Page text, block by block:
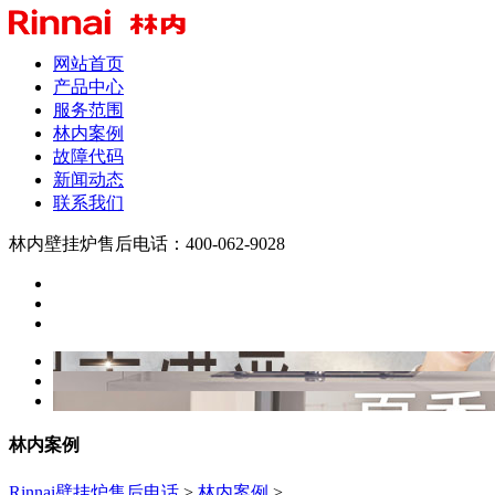
网站首页
产品中心
服务范围
林内案例
故障代码
新闻动态
联系我们
林内壁挂炉售后电话：400-062-9028
林内案例